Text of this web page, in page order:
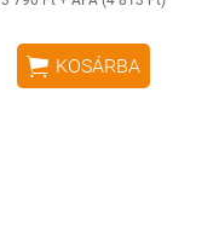
 KOSÁRBA